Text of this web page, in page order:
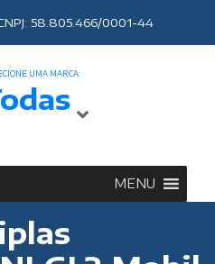
58.805.466/0001-44
UMA MARCA:
MENU